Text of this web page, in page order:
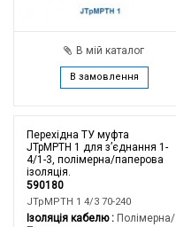
В мій каталог
В замовлення
Перехідна ТУ муфта
JTpMPTH 1 для з’єднання 1-
4/1-3, полімерна/паперова
ізоляція.
590180
JTpMPTH 1 4/3 70-240
Ізоляція кабелю
Полімерна/